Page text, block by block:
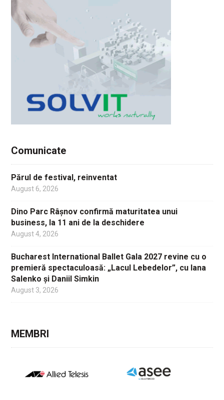
Comunicate
Părul de festival, reinventat
August 6, 2026
Dino Parc Râșnov confirmă maturitatea unui
business, la 11 ani de la deschidere
August 4, 2026
Bucharest International Ballet Gala 2027 revine cu o
premieră spectaculoasă: „Lacul Lebedelor”, cu Iana
Salenko și Daniil Simkin
August 3, 2026
MEMBRI